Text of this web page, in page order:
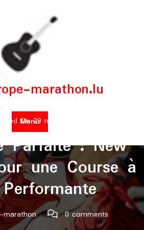
marathon.lu
Menu
On 29 mai 2025
Parfaite : New
une Course à
0 comments